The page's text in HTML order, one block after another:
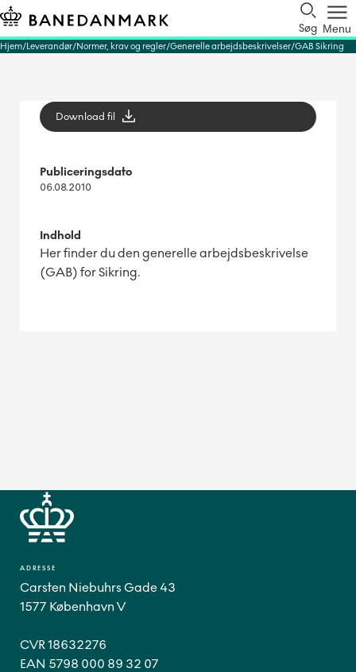
Søg Menu
Hjem Leverandør Normer, krav og regler Generelle arbejdsbeskrivelser GAB Sikring
Download fil
Publiceringsdato
06.08.2010
Indhold
Her finder du den generelle arbejdsbeskrivelse
(GAB) for Sikring.
ADRESSE
Carsten Niebuhrs Gade 43
1577 København V
CVR 18632276
EAN 5798 000 89 32 07